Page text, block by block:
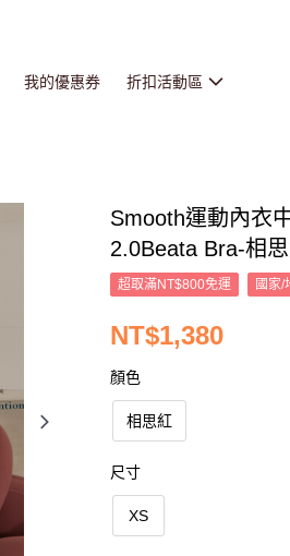
我的優惠券 折扣活動區
Smooth運動內衣
2.0Beata Bra-相
超取滿NT$800免運 國家/
NT$1,380
顏色
相思紅
尺寸
XS